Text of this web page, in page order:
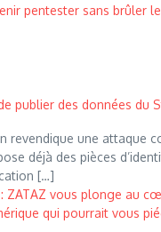
pentester sans brûler
publier des données du
revendique une attaque
déjà des pièces
[…]
ZATAZ vous plonge au
qui pourrait vous